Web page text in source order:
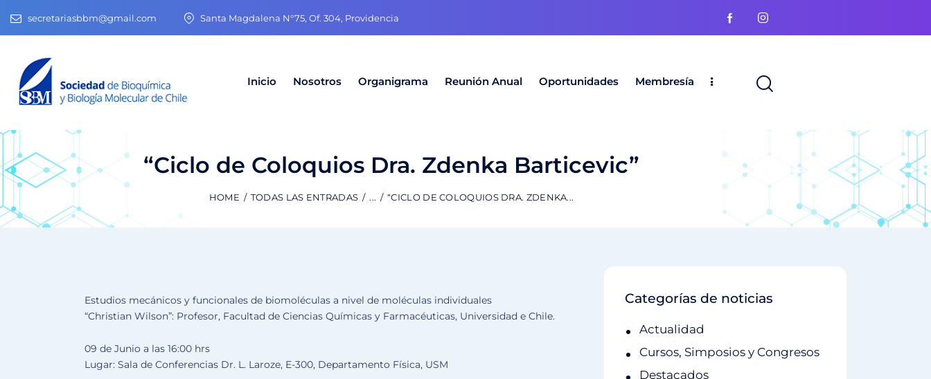
secretariasbbm@gmail.com Santa Magdalena N°75, Of. 304, Providencia
Inicio Nosotros Organigrama Reunión Anual Oportunidades Membresía
“Ciclo de Coloquios Dra. Zdenka Barticevic”
HOME TODAS LAS ENTRADAS ... “CICLO DE COLOQUIOS DRA. ZDENKA...
Estudios mecánicos y funcionales de biomoléculas a nivel de moléculas individuales
“Christian Wilson”: Profesor, Facultad de Ciencias Químicas y Farmacéuticas, Universidad e Chile.
09 de Junio a las 16:00 hrs
Lugar: Sala de Conferencias Dr. L. Laroze, E-300, Departamento Física, USM
Categorías de noticias
Actualidad
Cursos, Simposios y Congresos
Destacados